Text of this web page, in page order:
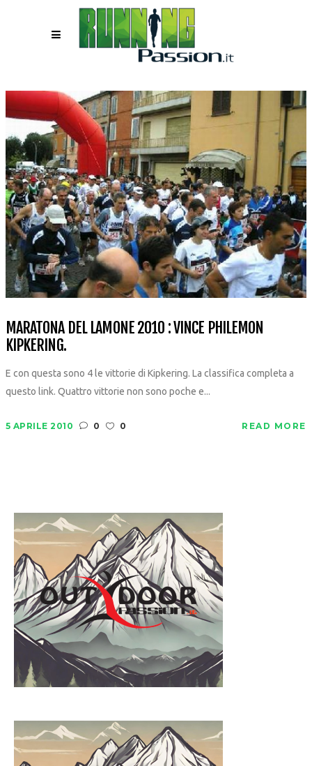
MARATONA DEL LAMONE 2010 : VINCE PHILEMON
KIPKERING.
E con questa sono 4 le vittorie di Kipkering. La classifica completa a
questo link. Quattro vittorie non sono poche e...
5 APRILE 2010 0 0 READ MORE